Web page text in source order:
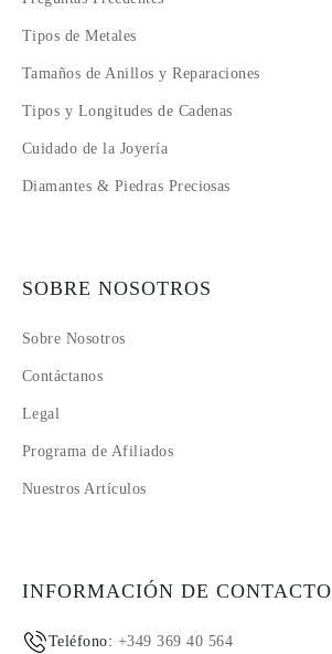
Tipos de Metales
Tamaños de Anillos y Reparaciones
Tipos y Longitudes de Cadenas
Cuidado de la Joyería
Diamantes & Piedras Preciosas
SOBRE NOSOTROS
Sobre Nosotros
Contáctanos
Legal
Programa de Afiliados
Nuestros Artículos
INFORMACIÓN DE CONTACTO
Teléfono: +349 369 40 564